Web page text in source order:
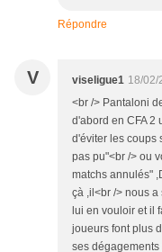
Répondre
V viseligue1 18/02/
<br /> Pantaloni
d'abord en CFA 2
d'éviter les coups
pas pu"<br /> ou
matchs annulés"
çà ,il<br /> nous
lui en vouloir et il
joueurs font plus
ses